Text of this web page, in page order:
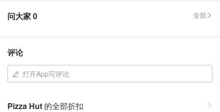
问大家0 全部
评论
打开App写评论
Pizza Hut 的全部折扣